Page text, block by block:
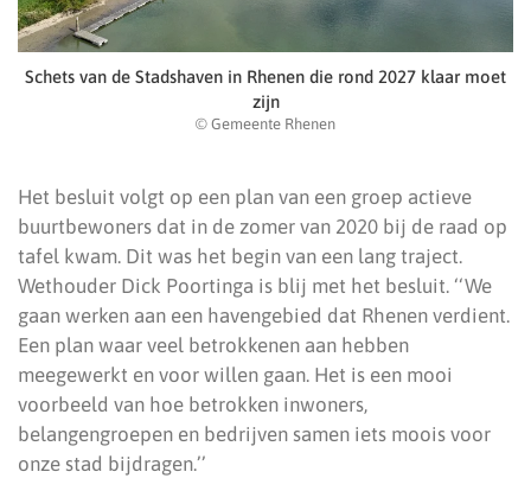
Schets van de Stadshaven in Rhenen die rond 2027 klaar moet
zijn
© Gemeente Rhenen
Het besluit volgt op een plan van een groep actieve
buurtbewoners dat in de zomer van 2020 bij de raad op
tafel kwam. Dit was het begin van een lang traject.
Wethouder Dick Poortinga is blij met het besluit. ‘‘We
gaan werken aan een havengebied dat Rhenen verdient.
Een plan waar veel betrokkenen aan hebben
meegewerkt en voor willen gaan. Het is een mooi
voorbeeld van hoe betrokken inwoners,
belangengroepen en bedrijven samen iets moois voor
onze stad bijdragen.’’